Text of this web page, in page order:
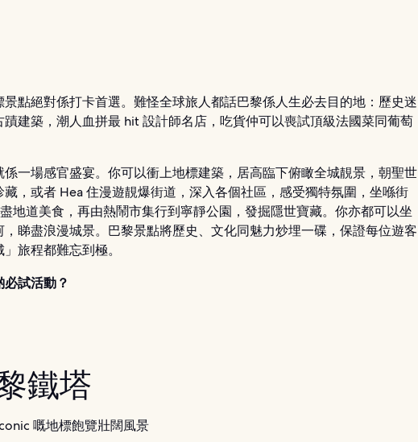
景點絕對係打卡首選。難怪全球旅人都話巴黎係人生必去目的地：歷史迷
蹟建築，潮人血拼最 hit 設計師名店，吃貨仲可以喪試頂級法國菜同葡萄
係一場感官盛宴。你可以衝上地標建築，居高臨下俯瞰全城靚景，朝聖世
藏，或者 Hea 住漫遊靚爆街道，深入各個社區，感受獨特氛圍，坐喺街
地道美食，再由熱鬧市集行到寧靜公園，發掘隱世寶藏。你亦都可以坐
，睇盡浪漫城景。巴黎景點將歷史、文化同魅力炒埋一碟，保證每位遊客
旅程都難忘到極。
必試活動？
鐵塔
嘅地標飽覽壯闊風景